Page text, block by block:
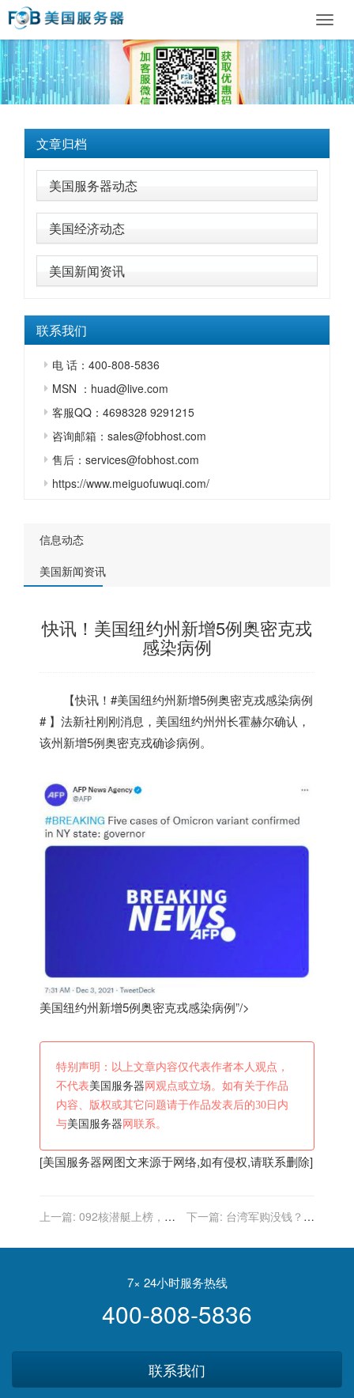
文章归档
美国服务器动态
美国经济动态
美国新闻资讯
联系我们
电 话：400-808-5836
MSN ：huad@live.com
客服QQ：4698328 9291215
咨询邮箱：sales@fobhost.com
售后：services@fobhost.com
https://www.meiguofuwuqi.com/
信息动态
美国新闻资讯
快讯！美国纽约州新增5例奥密克戎
感染病例
【快讯！#美国纽约州新增5例奥密克戎感染病例
# 】法新社刚刚消息， 美国纽约州州长霍赫尔确认，
该州新增5例奥密克戎确诊病例。
美国纽约州新增5例奥密克戎感染病例”/>
特别声明：以上文章内容仅代表作者本人观点，
不代表美国服务器 网观点或立场。如有关于作品
内容、版权或其它问题请于作品发表后的30日内
与美国服务器 网联系。
[美国服务器网图文来源于网络,如有侵权,请联系删除]
上一篇: 092核潜艇上榜，最
上最差5型潜艇
下一篇: 台湾军购没钱？美
7× 24小时服务热线
400-808-5836
联系我们